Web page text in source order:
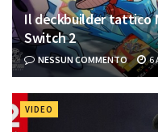
Il deckbuilder tattico
Switch 2
NESSUN COMMENTO 6
VIDEO